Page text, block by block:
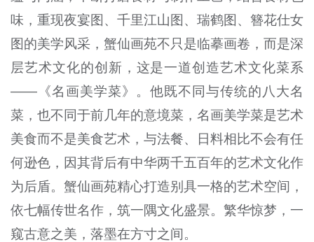
味，重现夜宴图、千里江山图、瑞鹤图、簪花仕女
图的美学风采，蟹仙画苑不只是临摹画卷，而是深
层艺术文化的创新，这是一道创造艺术文化菜系
——《名画美学菜》。他既不同与传统的八大名
菜，也不同于前几年的意境菜，名画美学菜是艺术
美食而不是美食艺术，与法餐、日料相比不会有任
何逊色，因其背后有中华两千五百年的艺术文化作
为后盾。蟹仙画苑精心打造别具一格的艺术空间，
依七幅传世名作，筑一隅文化盛景。繁华惊梦，一
窥古意之美，落墨在方寸之间。